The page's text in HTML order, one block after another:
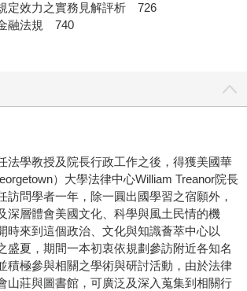
定效力之實務見解評析 726
融法規 740
法學教授及院長行政工作之後，得獲美國華
）大學法律中心William Treanor院長
訪問學者一年，除一圓出國學習之宿願外，
深層體會美國文化、科學與風土民情的機
時來到這個政治、文化與知識薈萃中心以
盛夏，期間一本初衷依規劃參訪附近各知名
積極參與相關之學術與研討活動，由於法律
山莊與圖書館，可廣泛及深入蒐集到相關行